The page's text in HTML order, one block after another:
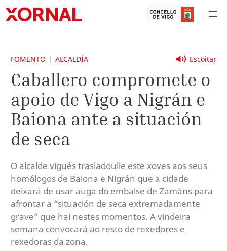
Escoitar
FOMENTO ALCALDÍA
Caballero compromete o
apoio de Vigo a Nigrán e
Baiona ante a situación
de seca
O alcalde vigués trasladoulle este xoves aos seus
homólogos de Baiona e Nigrán que a cidade
deixará de usar auga do embalse de Zamáns para
afrontar a “situación de seca extremadamente
grave” que hai nestes momentos. A vindeira
semana convocará ao resto de rexedores e
rexedoras da zona.